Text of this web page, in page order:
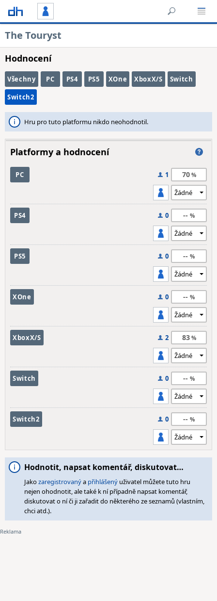
The Touryst
Hodnocení
Všechny PC PS4 PS5 XOne XboxX/S Switch
Switch2
Hru pro tuto platformu nikdo neohodnotil.
Platformy a hodnocení
PC 1 70
PS4 0 --
PS5 0 --
XOne 0 --
XboxX/S 2 83
Switch 0 --
Switch2 0 --
Hodnotit, napsat komentář, diskutovat…
Jakozaregistrovanýa přihlášený uživatel můžete tuto hru
nejen ohodnotit, ale také k ní případně napsat komentář,
diskutovat o ní či ji zařadit do některého ze seznamů (vlastním,
chci atd.).